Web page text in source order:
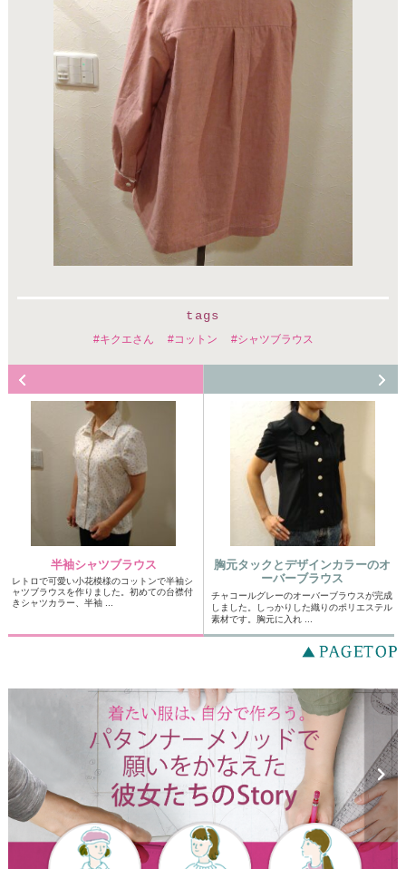
tags
キクエさん コットン シャツブラウス
半袖シャツブラウス
レトロで可愛い小花模様のコットンで半袖シ
ャツブラウスを作りました。初めての台襟付
きシャツカラー、半袖 ...
胸元タックとデザインカラーのオ
ーバーブラウス
チャコールグレーのオーバーブラウスが完成
しました。しっかりした織りのポリエステル
素材です。胸元に入れ ...